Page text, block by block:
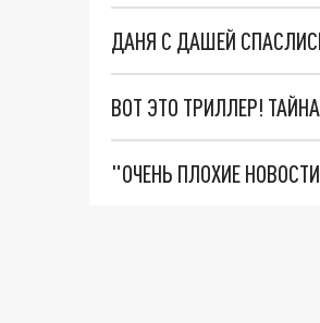
ДАНЯ С ДАШЕЙ
ВОТ ЭТО ТРИЛЛЕР!